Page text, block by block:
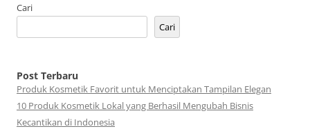
Cari
Cari
Post Terbaru
Produk Kosmetik Favorit untuk Menciptakan Tampilan Elegan
10 Produk Kosmetik Lokal yang Berhasil Mengubah Bisnis
Kecantikan di Indonesia